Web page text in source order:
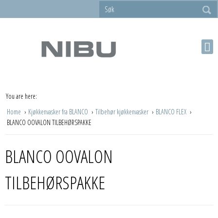
You are here:
Home
Kjøkkenvasker fra BLANCO Tilbehør kjøkkenvasker
BLANCO FLEX
BLANCO OOVALON TILBEHØRSPAKKE
BLANCO OOVALON
TILBEHØRSPAKKE